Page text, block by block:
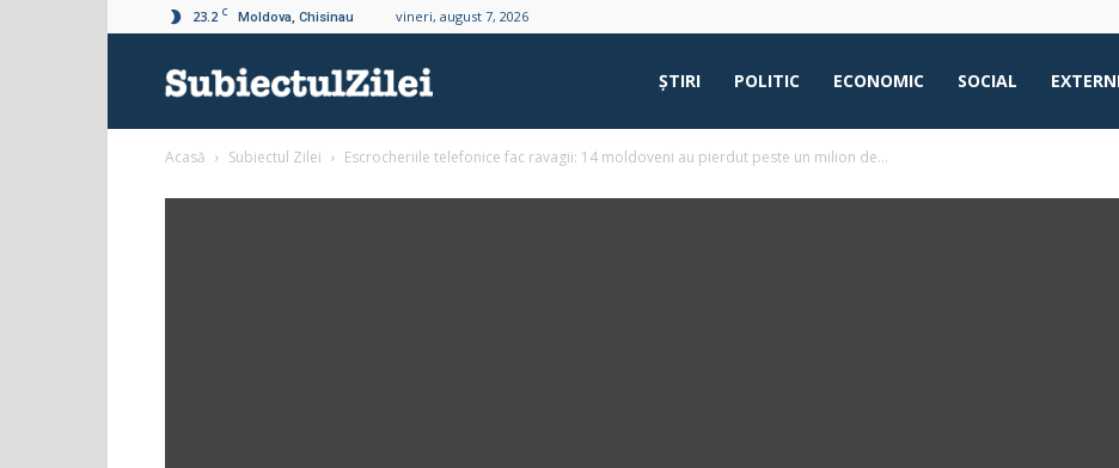
23.2 C Moldova, Chisinau vineri, august 7, 2026
ŞTIRI POLITIC ECONOMIC SOCIAL
Acasă Subiectul Zilei Escrocheriile telefonice fac ravagii: 14 moldoveni au pierdut peste un milion de...